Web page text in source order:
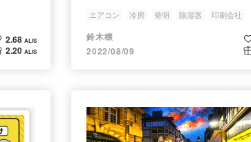
2.68 ALIS
2.20 ALIS
エアコン 冷房 発明 除湿器 印刷会社
鈴木穣
2022/08/09